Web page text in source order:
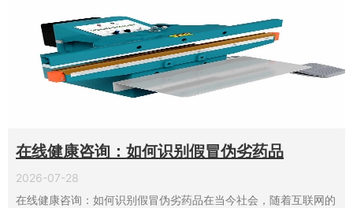
在线健康咨询：如何识别假冒伪劣药品
2026-07-28
在线健康咨询：如何识别假冒伪劣药品在当今社会，随着互联网的